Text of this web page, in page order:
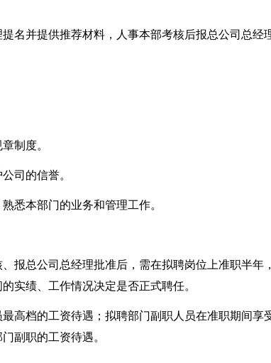
名并提供推荐材料，人事本部考核后报总公司总经
制度。
司的信誉。
悉本部门的业务和管理工作。
报总公司总经理批准后，需在拟聘岗位上准职半年
实绩、工作情况决定是否正式聘任。
高档的工资待遇；拟聘部门副职人员在准职期间享
副职的工资待遇。